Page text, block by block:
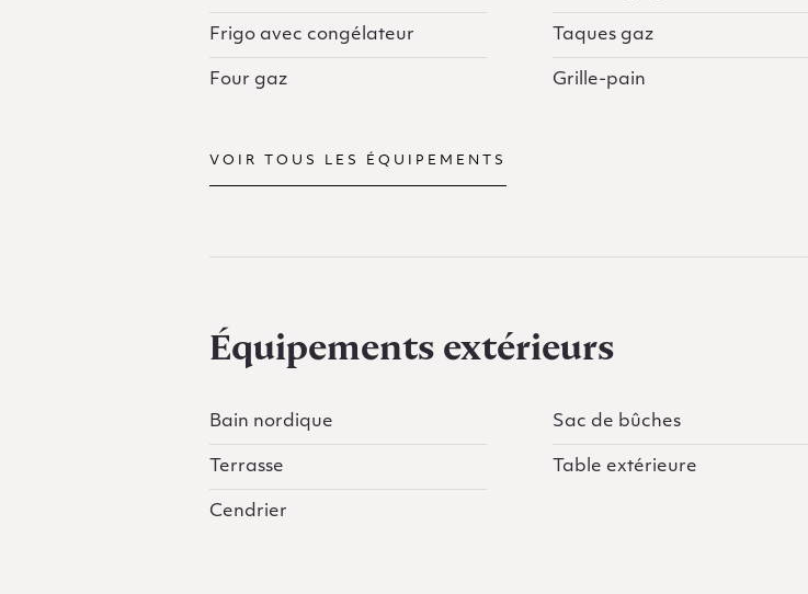
Frigo avec congélateur Taques gaz
Four gaz Grille-pain
VOIR TOUS LES ÉQUIPEMENTS
Équipements extérieurs
Bain nordique Sac de bûches
Terrasse Table extérieure
Cendrier